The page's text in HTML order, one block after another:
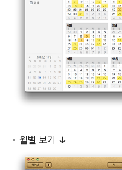
• 월별 보기 ↓